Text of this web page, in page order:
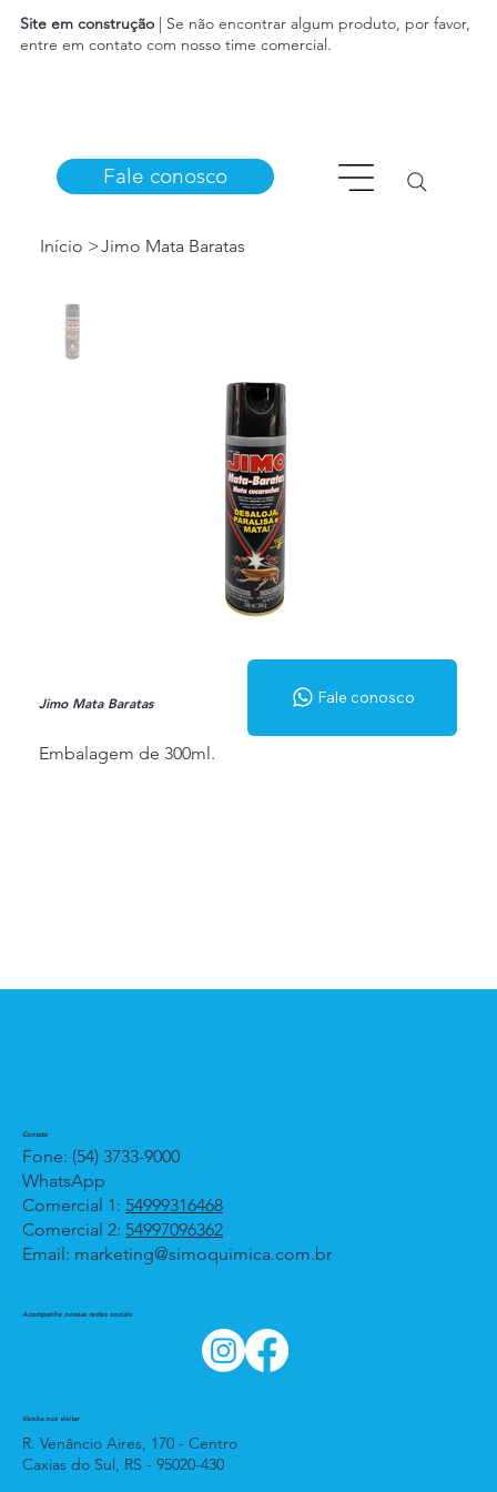
Fale conosco
Site em construção | Se não encontrar algum produto, por favor,
entre em contato com nosso time comercial.
Início >Jimo Mata Baratas
Jimo Mata Baratas
Embalagem de 300ml.
Fale conosco
Venha nos visitar
R. Venâncio Aires, 170 - Centro
Caxias do Sul, RS - 95020-430
Acompanhe nossas redes sociais
Contato
Fone: (54) 3733-9000
WhatsApp
Comercial 1: 54999316468
Comercial 2: 54997096362
Email: marketing@simoquimica.com.br